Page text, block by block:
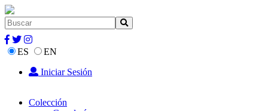
ES
EN
Iniciar Sesión
Colección